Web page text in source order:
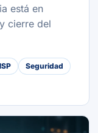
está en
cierre del
Seguridad